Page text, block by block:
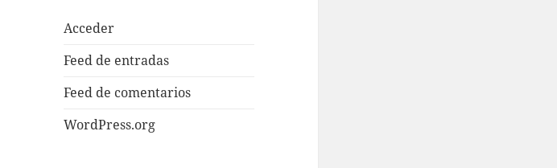
Acceder
Feed de entradas
Feed de comentarios
WordPress.org